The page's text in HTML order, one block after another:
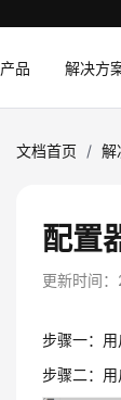
产品 解决方
文档首页 / 解
配置
更新时间：
步骤一：
步骤二：用